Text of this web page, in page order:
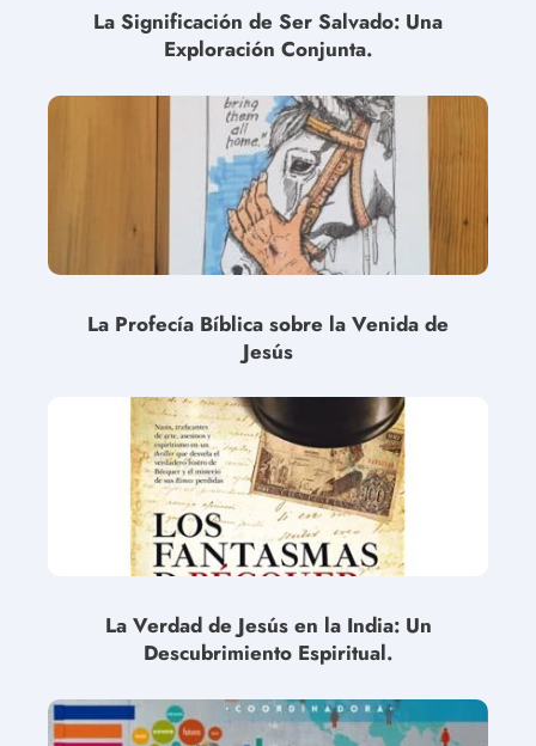
La Significación de Ser Salvado: Una
Exploración Conjunta.
La Profecía Bíblica sobre la Venida de
Jesús
La Verdad de Jesús en la India: Un
Descubrimiento Espiritual.